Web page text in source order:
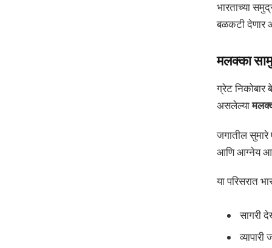
भारताच्या
बळकटी देणार
मलक्का
ग्रेट निकोबार
असलेल्या
जगातील सुमारे
आणि आग्नेय
या परिसरात
सागरी